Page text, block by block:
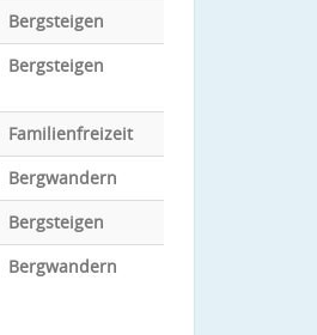
Bergsteigen
Bergsteigen
Familienfreizeit
Bergwandern
Bergsteigen
Bergwandern